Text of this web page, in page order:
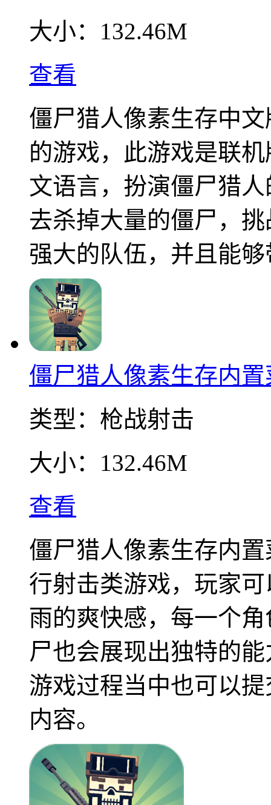
大小： 132.46M
查看
僵尸猎人像素生存中
的游戏，此游戏是联
文语言，扮演僵尸猎
去杀掉大量的僵尸，
强大的队伍，并且能
僵尸猎人像素生存内置
类型： 枪战射击
大小： 132.46M
查看
僵尸猎人像素生存内
行射击类游戏，玩家
雨的爽快感，每一个
尸也会展现出独特的
游戏过程当中也可以
内容。